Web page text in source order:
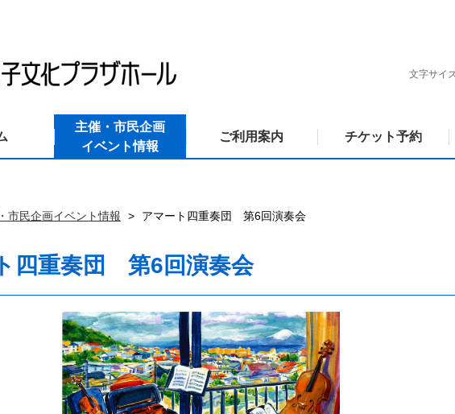
文字サイ
主催・市民企画
イベント情報
ご利用案内 チケット予約
市民企画イベント情報 アマート四重奏団 第6回演奏会
四重奏団 第6回演奏会